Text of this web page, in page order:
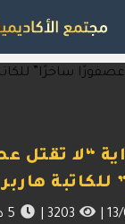
“لا تقتل
للكاتبة
5